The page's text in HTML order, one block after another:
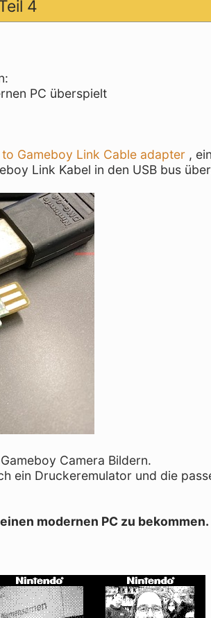
4
PC überspielt
to Gameboy Link Cable adapter ,
Link Kabel in den USB bus
Camera Bildern.
ein Druckeremulator und die
modernen PC zu bekommen.